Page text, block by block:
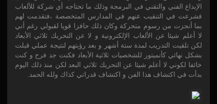
الإبداع الفني والتقني في البرمجة وذلك ما تحتاجه أي شركة للألعاب
فشرعت في التنقيب عنهم في المدارس المتخصصة ،فتقدمت لهم
بما أنجزت من رسوم متحركة وكان ذلك حافزا قويا لقبولي رغم أني
لا أعلم شيئا عن الألعاب الإلكترونية و لا عن التحريك ثلاثي الأبعاد
لكن تلقيت التدريب لمدة ستة أشهر و بعد رؤيتهم لنتيجة عملي قبلت
بشكل نهائي كأنميتور للشخصيات ثلاثية الأبعاد فكنت جد فرح و كنت
خائفا لكوني لا أعلم شيئا عن التحريك ثلاثي البعد لكن منذ ذلك اليوم
بدأت في اكتشاف هذا الفن و اكتشاف قدراتي كذاك ولله الحمد.